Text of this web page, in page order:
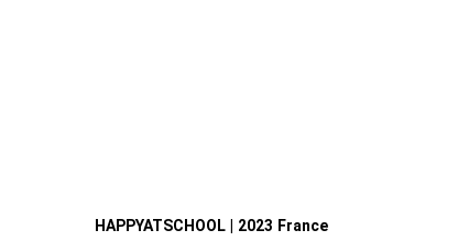
HAPPYATSCHOOL | 2023 France